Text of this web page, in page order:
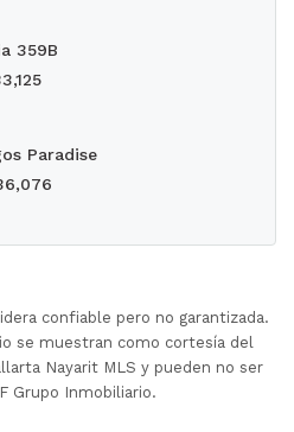
359B
Paradise
confiable pero no garantizada.
se muestran como cortesía del
Nayarit MLS y pueden no ser
Grupo Inmobiliario.